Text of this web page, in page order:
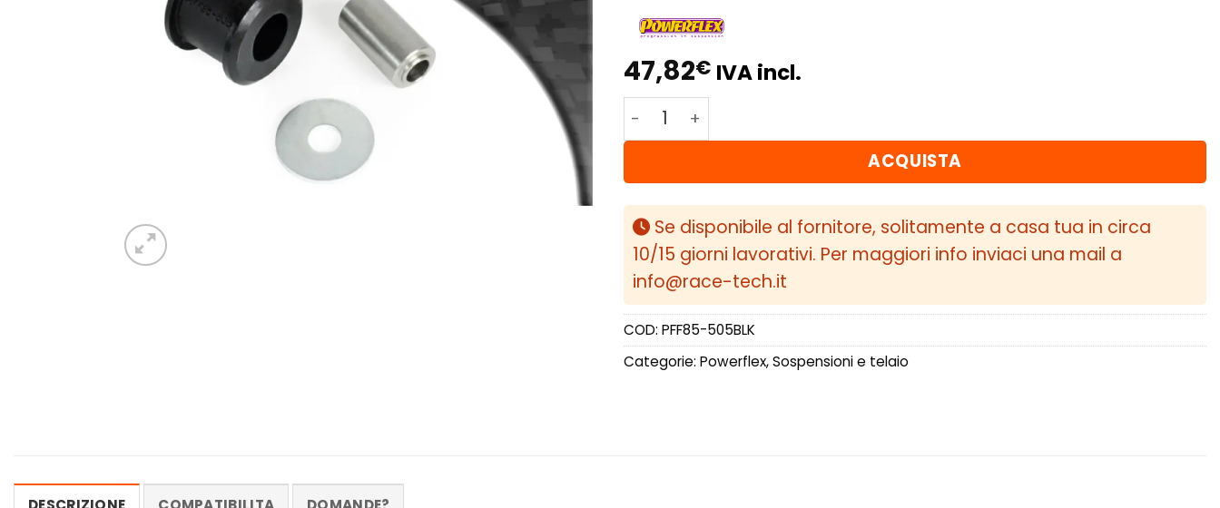
47,82€ IVA incl.
Powerflex Volkswagen Vento A5 (2005 - 2010) Boccola piccola del
ACQUISTA
Se disponibile al fornitore, solitamente a casa tua in circa
10/15 giorni lavorativi. Per maggiori info inviaci una mail a
info@race-tech.it
COD: PFF85-505BLK
Categorie: Powerflex,Sospensioni e telaio